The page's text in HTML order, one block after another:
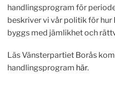
handlingsprogram för
beskriver vi vår politik för hur
byggs med jämlikhet och
Läs Vänsterpartiet Borås
handlingsprogram här.